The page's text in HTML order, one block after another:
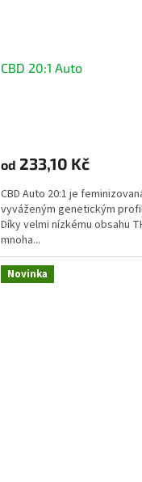
CBD 20:1 Auto
od 233,10 Kč
CBD Auto 20:1 je
vyváženým genetickým
Díky velmi nízkému obsahu
mnoha...
Novinka